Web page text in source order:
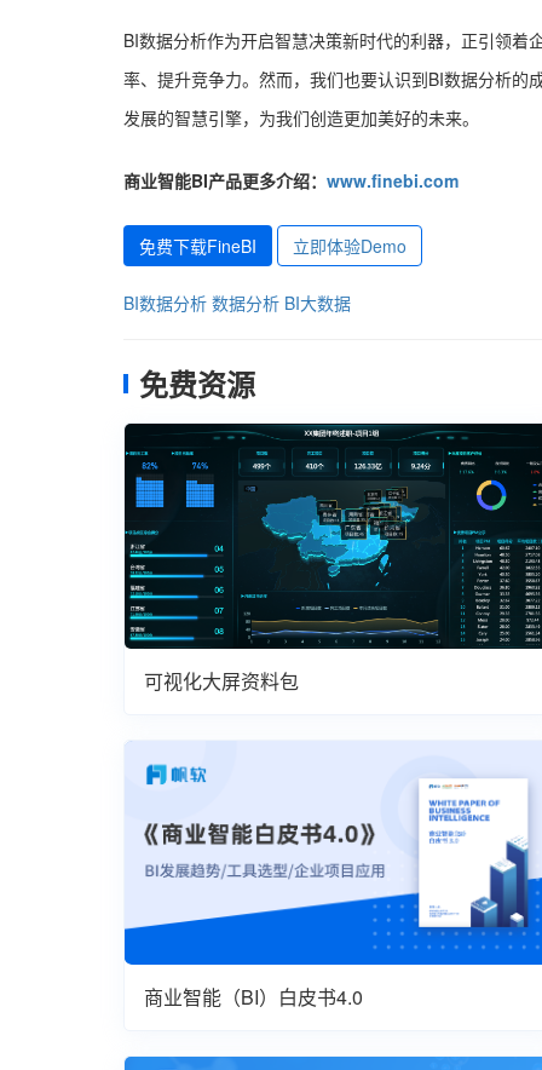
BI数据分析作为开启智慧决策新时代的利器，正引领
率、提升竞争力。然而，我们也要认识到BI数据分析
发展的智慧引擎，为我们创造更加美好的未来。
商业智能BI产品更多介绍： www.finebi.com
免费下载FineBI 立即体验Demo
BI数据分析 数据分析 BI大数据
免费资源
可视化大屏资料包
商业智能（BI）白皮书4.0